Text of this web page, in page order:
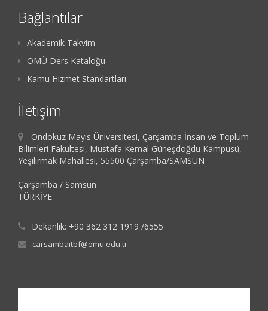
Bağlantılar
Akademik Takvim
OMÜ Ders Kataloğu
Kamu Hizmet Standartları
İletişim
Ondokuz Mayıs Üniversitesi, Çarşamba İnsan ve Toplum
Bilimleri Fakültesi, Mustafa Kemal Güneşdoğdu Kampüsü,
Yeşilırmak Mahallesi, 55500 Çarşamba/SAMSUN
Çarşamba / Samsun
TÜRKİYE
Dekanlık: +90 362 312 1919 /6555
carsambaitbf@omu.edu.tr